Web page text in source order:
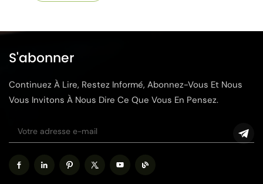
S'abonner
Continuez À Lire, Restez Informé, Abonnez-Vous Et Nous
Vous Invitons À Nous Dire Ce Que Vous En Pensez.